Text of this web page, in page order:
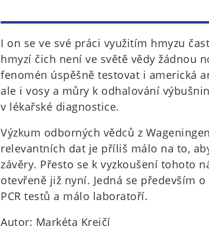
I on se ve své práci využitím hmyzu
hmyzí čich není ve světě vědy žádnou
fenomén úspěšně testovat i americká
ale i vosy a můry k odhalování
v lékařské diagnostice.
Výzkum odborných vědců z
relevantních dat je příliš málo na to,
závěry. Přesto se k vyzkoušení tohoto
otevřeně již nyní. Jedná se především
PCR testů a málo laboratoří.
Autor: Markéta Krejčí